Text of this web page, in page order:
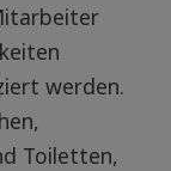
werden.
Toiletten,